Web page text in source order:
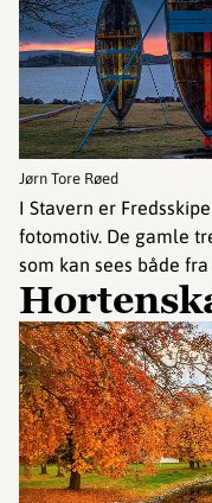
Jørn Tore Røed
I Stavern er
fotomotiv. De gamle
som kan sees både